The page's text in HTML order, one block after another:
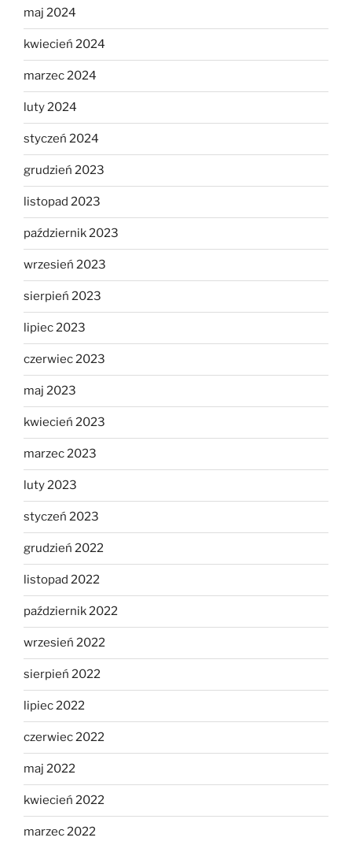
maj 2024
kwiecień 2024
marzec 2024
luty 2024
styczeń 2024
grudzień 2023
listopad 2023
październik 2023
wrzesień 2023
sierpień 2023
lipiec 2023
czerwiec 2023
maj 2023
kwiecień 2023
marzec 2023
luty 2023
styczeń 2023
grudzień 2022
listopad 2022
październik 2022
wrzesień 2022
sierpień 2022
lipiec 2022
czerwiec 2022
maj 2022
kwiecień 2022
marzec 2022